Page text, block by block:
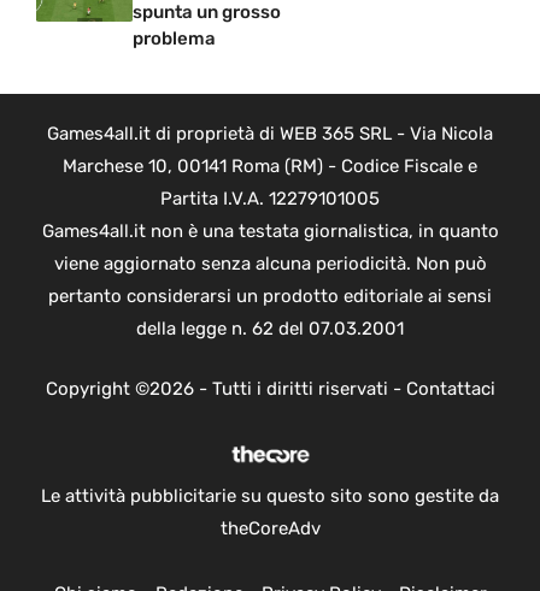
spunta un grosso
problema
Games4all.it di proprietà di WEB 365 SRL - Via Nicola
Marchese 10, 00141 Roma (RM) - Codice Fiscale e
Partita I.V.A. 12279101005
Games4all.it non è una testata giornalistica, in quanto
viene aggiornato senza alcuna periodicità. Non può
pertanto considerarsi un prodotto editoriale ai sensi
della legge n. 62 del 07.03.2001
Copyright ©2026 - Tutti i diritti riservati - Contattaci
Le attività pubblicitarie su questo sito sono gestite da
theCoreAdv